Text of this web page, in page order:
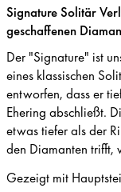
Signature Solitär
geschaffenen
Der "Signature" ist
eines klassischen
entworfen, dass er
Ehering abschließt.
etwas tiefer als der
den Diamanten trifft,
Gezeigt mit